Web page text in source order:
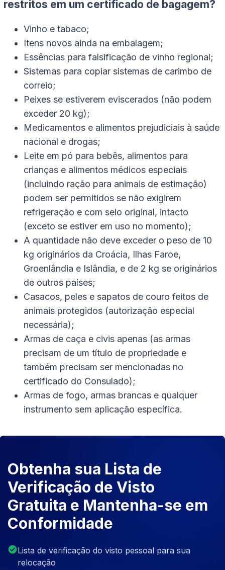
restritos em um certificado de bagagem?
Vinho e tabaco;
Itens novos ainda na embalagem;
Essências para falsificação de vinho regional;
Sistemas para copiar sistemas de carimbo de
correio;
Peixes se estiverem eviscerados (não podem
exceder 20 kg);
Medicamentos e alimentos prejudiciais à saúde
nacional e drogas;
Leite em pó para bebês, alimentos para
crianças e alimentos médicos especiais
(incluindo ração para animais de estimação)
podem ser permitidos se não exigirem
refrigeração e com selo original, intacto
(exceto se estiver em uso no momento);
A quantidade não deve exceder o peso de 10
kg originários da Croácia, Ilhas Faroe,
Groenlândia e Islândia, e de 2 kg se originários
de outros países;
Casacos, peles e sapatos de couro feitos de
animais protegidos (autorização especial
necessária);
Armas de caça e civis apenas (as armas
precisam de um título de propriedade e
também precisam ser mencionadas no
certificado do Consulado);
Armas de fogo, armas brancas e qualquer
instrumento sem aplicação específica.
Obtenha sua Lista de
Verificação de Visto
Gratuita e Mantenha-se em
Conformidade
Lista de verificação do visto pessoal para sua
relocação